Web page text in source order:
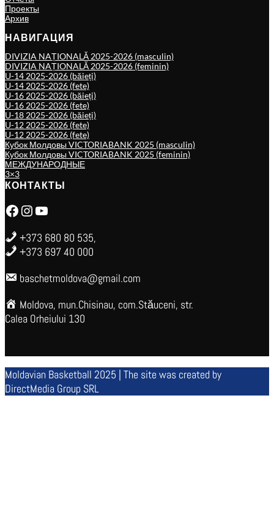
Проекты
Архив
НАВИГАЦИЯ
DIVIZIA NAȚIONALĂ 2025-2026 (masculin)
DIVIZIA NAȚIONALĂ 2025-2026 (feminin)
U-14 2025-2026 (băieți)
U-14 2025-2026 (fete)
U-16 2025-2026 (băieți)
U-16 2025-2026 (fete)
U-18 2025-2026 (băieți)
U-12 2025-2026 (fete)
U-12 2025-2026 (fete)
Кубок Молдовы VICTORIABANK 2025 (masculin)
Кубок Молдовы VICTORIABANK 2025 (feminin)
МЕЖДУНАРОДНЫЕ
3×3
КОНТАКТЫ
Facebook Instagram YouTube
+373 680 80 535,
+373 697 40 000
baschetmoldova@gmail.com
Moldova, mun.Chisinau, com.Stăuceni, str.
Calea Orheiului 130
Moldavian Basketball 2025 | The site was created by
DirectMedia Group SRL